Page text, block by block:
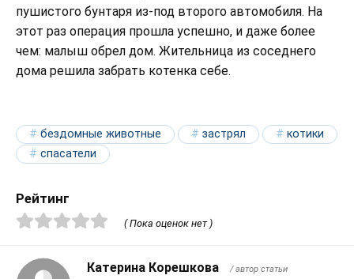
пушистого бунтаря из-под второго автомобиля. На
этот раз операция прошла успешно, и даже более
чем: малыш обрел дом. Жительница из соседнего
дома решила забрать котенка себе.
бездомные животные застрял
котики
спасатели
Рейтинг
( Пока оценок нет )
Катерина Корешкова / автор статьи